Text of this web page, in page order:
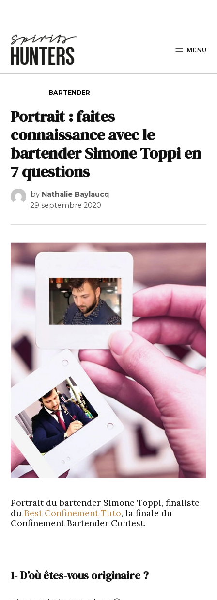
MENU
BARTENDER
Portrait : faites
connaissance avec le
bartender Simone Toppi en
7 questions
by Nathalie Baylaucq
29 septembre 2020
Portrait du bartender Simone Toppi, finaliste
duBest Confinement Tuto, la finale du
Confinement Bartender Contest.
1- D’où êtes-vous originaire ?